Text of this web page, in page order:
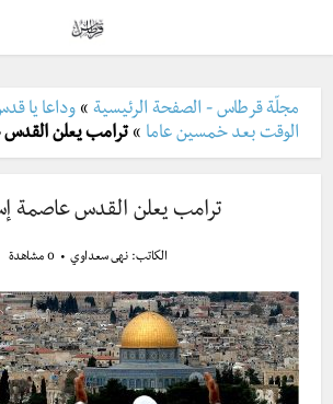
مجلّة قرطاس - الصفحة الرئيسية »وداعا يا
الوقت بعد خمسين عاما »ترامب يعلن القدس
ترامب يعلن القدس عاصمة
الكاتب:نهى سعداوي 0 مشاهدة